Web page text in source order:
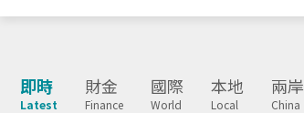
即時
Latest
財金
Finance
國際
World
本地
Local
兩岸
China